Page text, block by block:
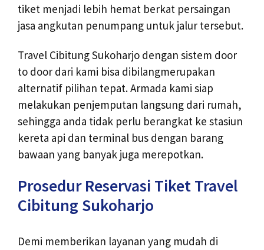
tiket menjadi lebih hemat berkat persaingan
jasa angkutan penumpang untuk jalur tersebut.
Travel Cibitung Sukoharjo dengan sistem door
to door dari kami bisa dibilangmerupakan
alternatif pilihan tepat. Armada kami siap
melakukan penjemputan langsung dari rumah,
sehingga anda tidak perlu berangkat ke stasiun
kereta api dan terminal bus dengan barang
bawaan yang banyak juga merepotkan.
Prosedur Reservasi Tiket Travel
Cibitung Sukoharjo
Demi memberikan layanan yang mudah di